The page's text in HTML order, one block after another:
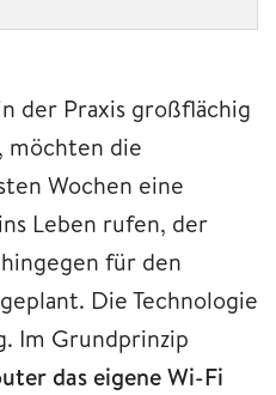
der Praxis großflächig
möchten die
Wochen eine
Leben rufen, der
für den
Die Technologie
Im Grundprinzip
das eigene Wi-Fi